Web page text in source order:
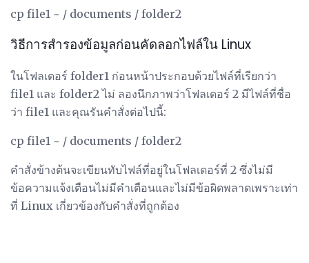
cp file1 ~ / documents / folder2
วิธีการสำรองข้อมูลก่อนคัดลอกไฟล์ใน Linux
ในโฟลเดอร์ folder1 ก่อนหน้าประกอบด้วยไฟล์ที่เรียกว่า
file1 และ folder2 ไม่ ลองนึกภาพว่าโฟลเดอร์ 2 มีไฟล์ที่ชื่อ
ว่า file1 และคุณรันคำสั่งต่อไปนี้:
cp file1 ~ / documents / folder2
คำสั่งข้างต้นจะเขียนทับไฟล์ที่อยู่ในโฟลเดอร์ที่ 2 ซึ่งไม่มี
ข้อความแจ้งเตือนไม่มีคำเตือนและไม่มีข้อผิดพลาดเพราะเท่า
ที่ Linux เกี่ยวข้องกับคำสั่งที่ถูกต้อง